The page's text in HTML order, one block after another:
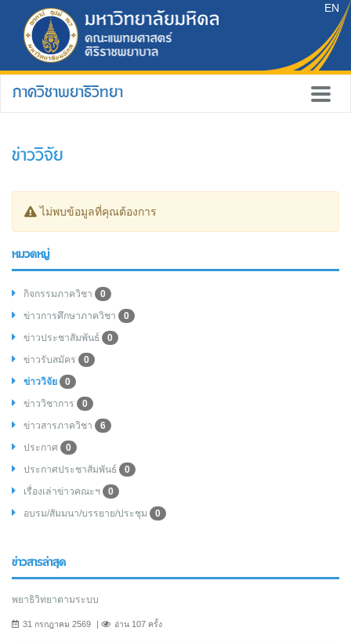
EN
ภาควิชาพยาธิวิทยา
ข่าววิจัย
ไม่พบข้อมูลที่คุณต้องการ
หมวดหมู่
กิจกรรมภาควิชา
0
ข่าวการศึกษาภาควิชา
0
ข่าวประชาสัมพันธ์
0
ข่าวรับสมัคร
0
ข่าววิจัย
0
ข่าววิชาการ
0
ข่าวสารภาควิชา
6
ประกาศ
0
ประกาศประชาสัมพันธ์
0
เรื่องเล่าข่าวคณะฯ
0
อบรม/สัมมนา/บรรยาย/ประชุม
0
ข่าวสารล่าสุด
พยาธิวิทยาตามระบบ
31 กรกฎาคม 2569 อ่าน 107 ครั้ง